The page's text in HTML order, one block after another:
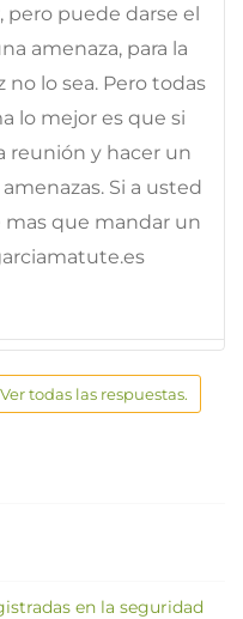
pero puede darse el
amenaza, para la
no lo sea. Pero todas
lo mejor es que si
reunión y hacer un
Si a usted
que mandar un
todas las respuestas.
en la seguridad